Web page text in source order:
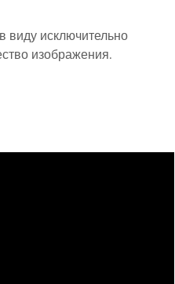
виду исключительно
изображения.